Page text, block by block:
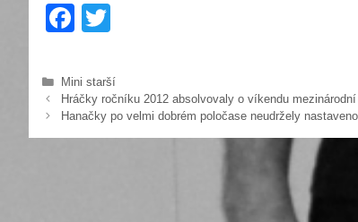
F
c
e
b
tt
er
Rubriky
Mini starší
Hráčky ročníku 2012 absolvovaly o víkendu
Hanačky po velmi dobrém poločase neudržely